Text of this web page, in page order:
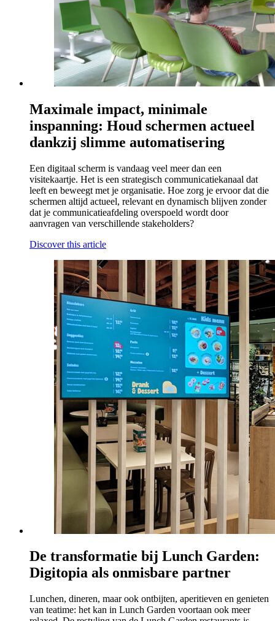
Maximale impact, minimale
inspanning: Houd schermen actueel
dankzij slimme automatisering
Een digitaal scherm is vandaag veel meer dan een
visitekaartje. Het is een strategisch communicatiekanaal dat
leeft en beweegt met je organisatie. Hoe zorg je ervoor dat die
schermen altijd actueel, relevant en dynamisch blijven zonder
dat je communicatieafdeling overspoeld wordt door
aanvragen van verschillende stakeholders?
Discover this article
De transformatie bij Lunch Garden:
Digitopia als onmisbare partner
Lunchen, dineren, maar ook ontbijten, aperitieven en genieten
van teatime: het kan in Lunch Garden voortaan ook meer